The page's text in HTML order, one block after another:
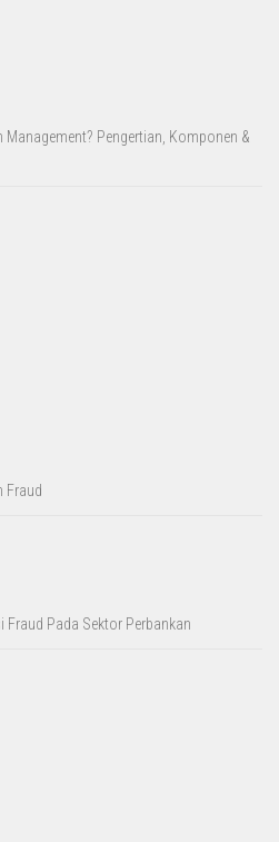
Management? Pengertian, Komponen &
Fraud
Fraud Pada Sektor Perbankan